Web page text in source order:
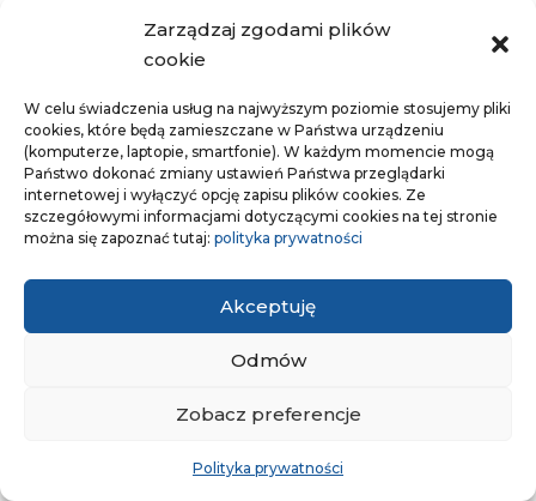
Zarządzaj zgodami plików
cookie
W celu świadczenia usług na najwyższym poziomie stosujemy pliki
cookies, które będą zamieszczane w Państwa urządzeniu
(komputerze, laptopie, smartfonie). W każdym momencie mogą
Państwo dokonać zmiany ustawień Państwa przeglądarki
internetowej i wyłączyć opcję zapisu plików cookies. Ze
szczegółowymi informacjami dotyczącymi cookies na tej stronie
można się zapoznać tutaj: polityka prywatności
Akceptuję
Odmów
Zobacz preferencje
Polityka prywatności
Więcej szczegółów na naszymprofilu